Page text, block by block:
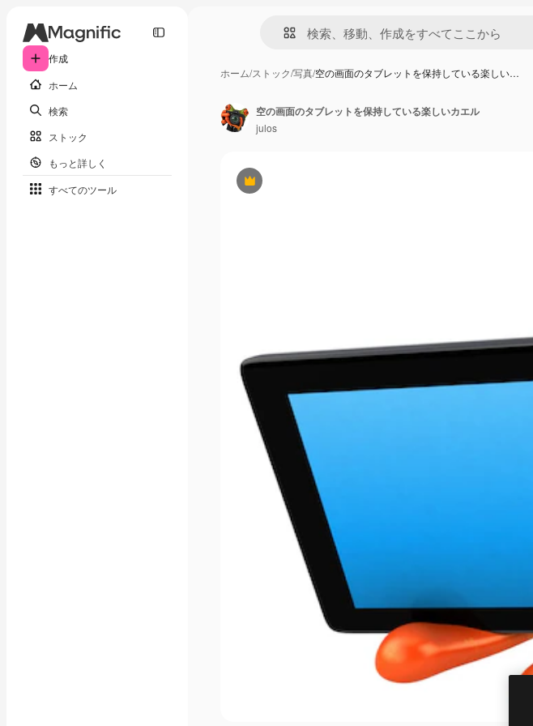
作成
ホーム
検索
ストック
もっと詳しく
すべてのツール
ホーム/ストック/写真/空の画面のタブレットを保持している楽しい…
Premium
空の画面のタブレットを保持している楽しいカエル
julos